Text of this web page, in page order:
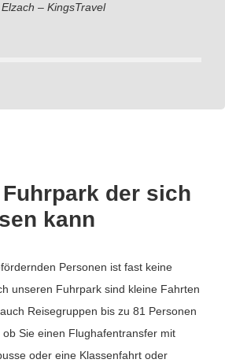
– KingsTravel
der sich
kann
Personen ist fast keine
unseren Fuhrpark sind kleine Fahrten
Reisegruppen bis zu 81 Personen
Sie einen Flughafentransfer mit
oder eine Klassenfahrt oder